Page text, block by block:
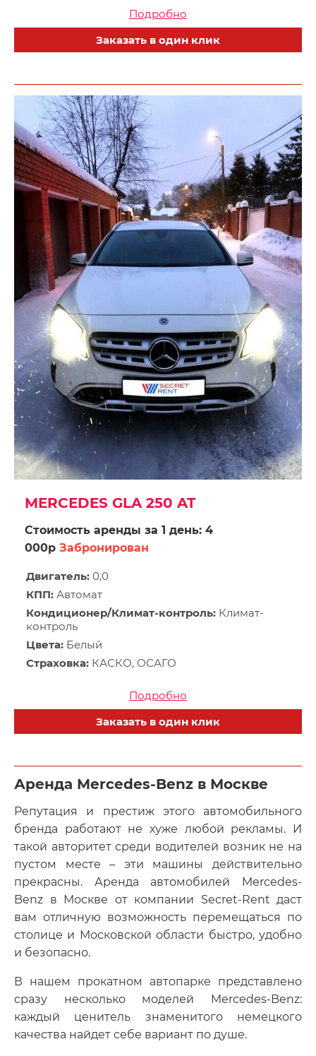
Подробно
Заказать в один клик
MERCEDES GLA 250 AT
Стоимость аренды за 1 день: 4
000р Забронирован
Двигатель: 0,0
КПП: Автомат
Кондиционер/Климат-контроль: Климат-
контроль
Цвета: Белый
Страховка: КАСКО, ОСАГО
Подробно
Заказать в один клик
Аренда Mercedes-Benz в Москве
Репутация и престиж этого автомобильного
бренда работают не хуже любой рекламы. И
такой авторитет среди водителей возник не на
пустом месте – эти машины действительно
прекрасны. Аренда автомобилей Mercedes-
Benz в Москве от компании Secret-Rent даст
вам отличную возможность перемещаться по
столице и Московской области быстро, удобно
и безопасно.
В нашем прокатном автопарке представлено
сразу несколько моделей Mercedes-Benz:
каждый ценитель знаменитого немецкого
качества найдет себе вариант по душе.